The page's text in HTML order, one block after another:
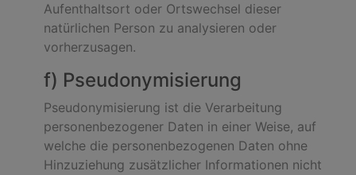
Aufenthaltsort oder Ortswechsel dieser
natürlichen Person zu analysieren oder
vorherzusagen.
f) Pseudonymisierung
Pseudonymisierung ist die Verarbeitung
personenbezogener Daten in einer Weise, auf
welche die personenbezogenen Daten ohne
Hinzuziehung zusätzlicher Informationen nicht